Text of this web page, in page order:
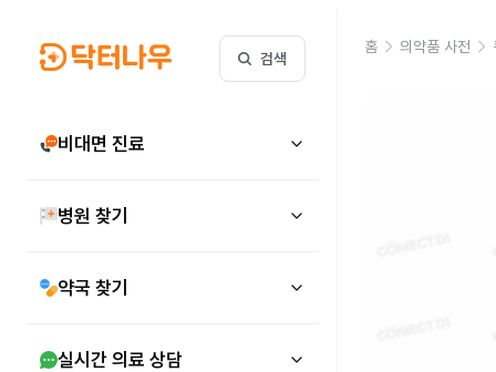
검색
비대면 진료
병원 찾기
약국 찾기
실시간 의료 상담
홈 의약품 사전